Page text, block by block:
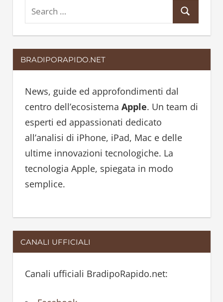
e
a
r
c
e
a
BRADIPORAPIDO.NET
News, guide ed approfondimenti dal
centro dell’ecosistema Apple. Un team di
esperti ed appassionati dedicato
all’analisi di iPhone, iPad, Mac e delle
ultime innovazioni tecnologiche. La
tecnologia Apple, spiegata in modo
semplice.
CANALI UFFICIALI
Canali ufficiali BradipoRapido.net: